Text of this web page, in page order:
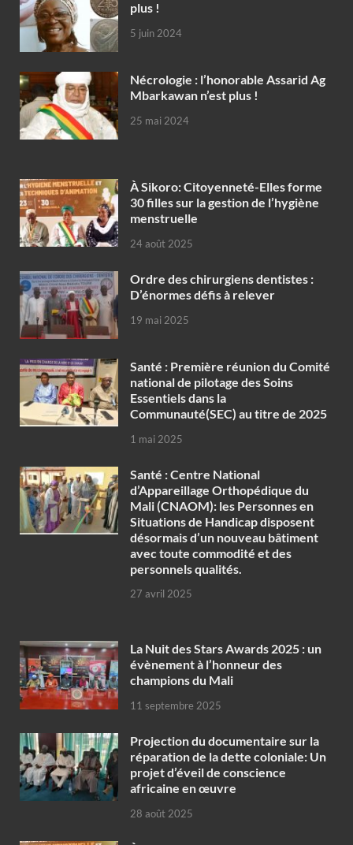
plus !
5 juin 2024
Nécrologie : l’honorable Assarid Ag
Mbarkawan n’est plus !
25 mai 2024
À Sikoro: Citoyenneté-Elles forme
30 filles sur la gestion de l’hygiène
menstruelle
24 août 2025
Ordre des chirurgiens dentistes :
D’énormes défis à relever
19 mai 2025
Santé : Première réunion du Comité
national de pilotage des Soins
Essentiels dans la
Communauté(SEC) au titre de 2025
1 mai 2025
Santé : Centre National
d’Appareillage Orthopédique du
Mali (CNAOM): les Personnes en
Situations de Handicap disposent
désormais d’un nouveau bâtiment
avec toute commodité et des
personnels qualités.
27 avril 2025
‎La Nuit des Stars Awards 2025 : un
évènement à l’honneur des
champions du Mali
11 septembre 2025
Projection du documentaire sur la
réparation de la dette coloniale: Un
projet d’éveil de conscience
africaine en œuvre‎
28 août 2025